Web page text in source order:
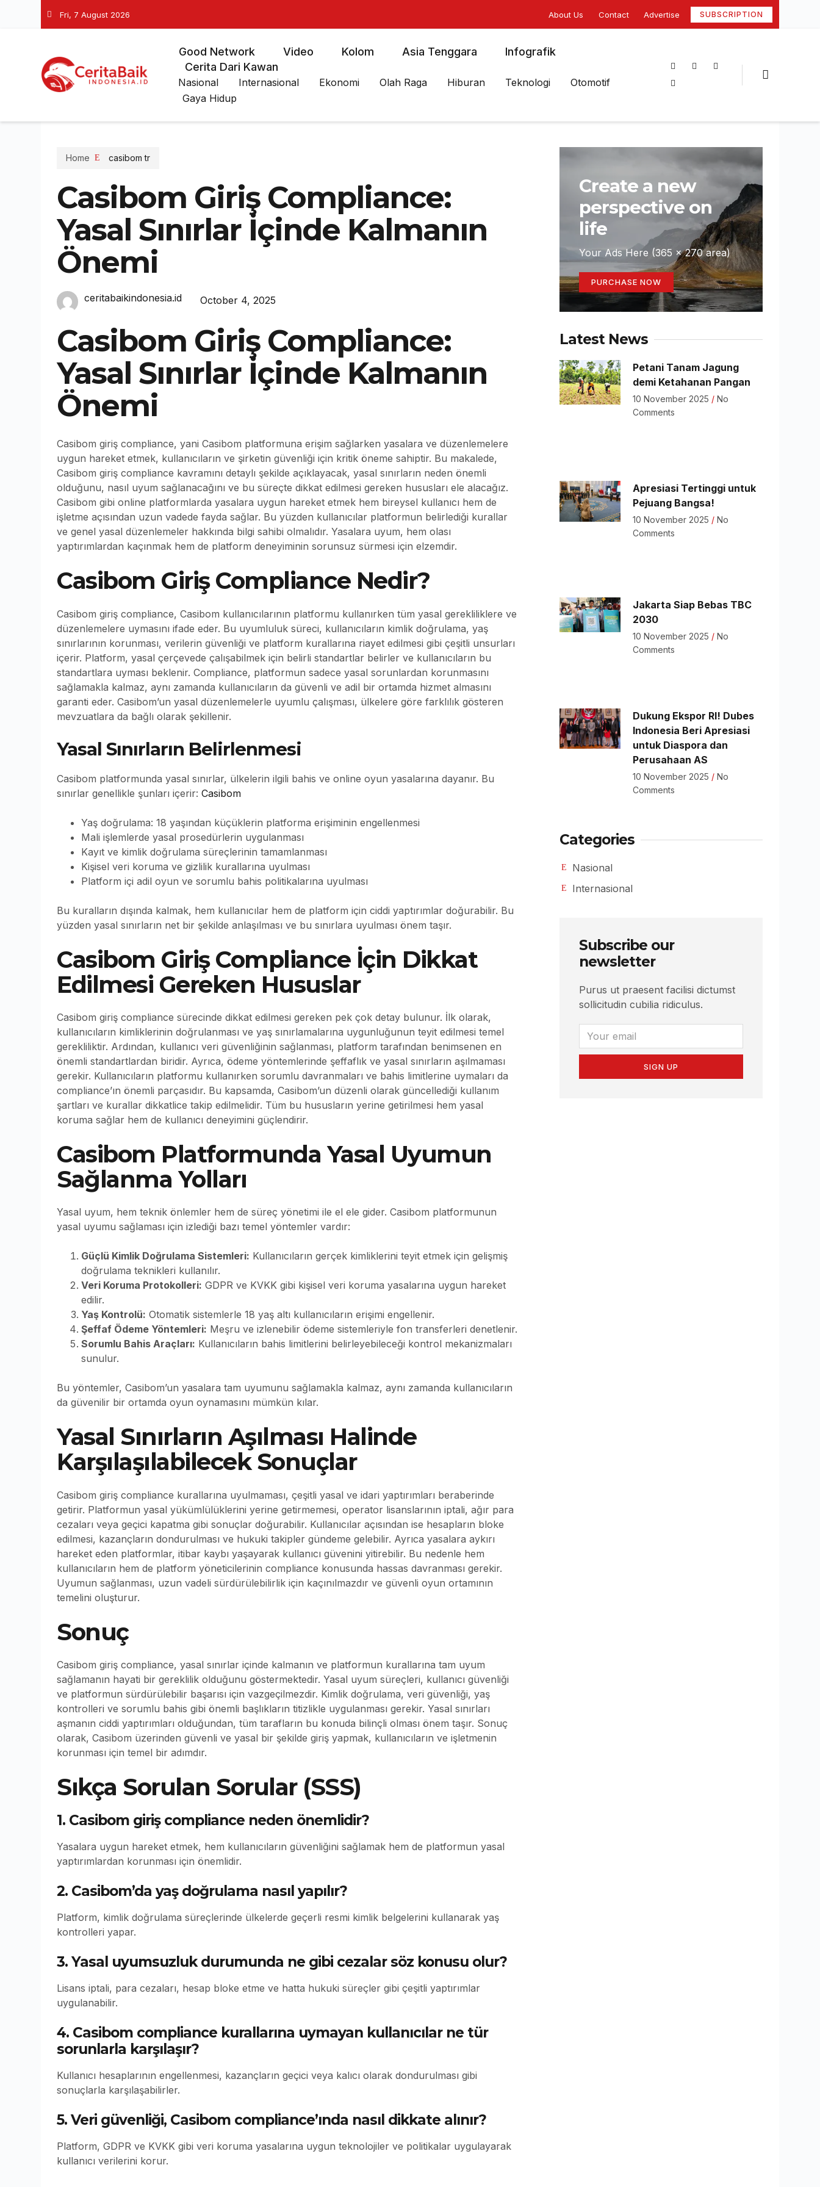
Fri, 7 August 2026 About Us Contact Advertise SUBSCRIPTION
Good Network Video Kolom Asia Tenggara
Infografik
Cerita Dari Kawan
Nasional Internasional Ekonomi Olah Raga Hiburan Teknologi
Otomotif
Gaya Hidup
Home casibom tr
Casibom Giriş Compliance:
Yasal Sınırlar İçinde Kalmanın
Önemi
ceritabaikindonesia.id October 4, 2025
Casibom Giriş Compliance:
Yasal Sınırlar İçinde Kalmanın
Önemi
Casibom giriş compliance, yani Casibom platformuna erişim sağlarken yasalara ve düzenlemelere
uygun hareket etmek, kullanıcıların ve şirketin güvenliği için kritik öneme sahiptir. Bu makalede,
Casibom giriş compliance kavramını detaylı şekilde açıklayacak, yasal sınırların neden önemli
olduğunu, nasıl uyum sağlanacağını ve bu süreçte dikkat edilmesi gereken hususları ele alacağız.
Casibom gibi online platformlarda yasalara uygun hareket etmek hem bireysel kullanıcı hem de
işletme açısından uzun vadede fayda sağlar. Bu yüzden kullanıcılar platformun belirlediği kurallar
ve genel yasal düzenlemeler hakkında bilgi sahibi olmalıdır. Yasalara uyum, hem olası
yaptırımlardan kaçınmak hem de platform deneyiminin sorunsuz sürmesi için elzemdir.
Casibom Giriş Compliance Nedir?
Casibom giriş compliance, Casibom kullanıcılarının platformu kullanırken tüm yasal gerekliliklere ve
düzenlemelere uymasını ifade eder. Bu uyumluluk süreci, kullanıcıların kimlik doğrulama, yaş
sınırlarının korunması, verilerin güvenliği ve platform kurallarına riayet edilmesi gibi çeşitli unsurları
içerir. Platform, yasal çerçevede çalışabilmek için belirli standartlar belirler ve kullanıcıların bu
standartlara uyması beklenir. Compliance, platformun sadece yasal sorunlardan korunmasını
sağlamakla kalmaz, aynı zamanda kullanıcıların da güvenli ve adil bir ortamda hizmet almasını
garanti eder. Casibom’un yasal düzenlemelerle uyumlu çalışması, ülkelere göre farklılık gösteren
mevzuatlara da bağlı olarak şekillenir.
Yasal Sınırların Belirlenmesi
Casibom platformunda yasal sınırlar, ülkelerin ilgili bahis ve online oyun yasalarına dayanır. Bu
sınırlar genellikle şunları içerir:Casibom
Yaş doğrulama: 18 yaşından küçüklerin platforma erişiminin engellenmesi
Mali işlemlerde yasal prosedürlerin uygulanması
Kayıt ve kimlik doğrulama süreçlerinin tamamlanması
Kişisel veri koruma ve gizlilik kurallarına uyulması
Platform içi adil oyun ve sorumlu bahis politikalarına uyulması
Bu kuralların dışında kalmak, hem kullanıcılar hem de platform için ciddi yaptırımlar doğurabilir. Bu
yüzden yasal sınırların net bir şekilde anlaşılması ve bu sınırlara uyulması önem taşır.
Casibom Giriş Compliance İçin Dikkat
Edilmesi Gereken Hususlar
Casibom giriş compliance sürecinde dikkat edilmesi gereken pek çok detay bulunur. İlk olarak,
kullanıcıların kimliklerinin doğrulanması ve yaş sınırlamalarına uygunluğunun teyit edilmesi temel
gerekliliktir. Ardından, kullanıcı veri güvenliğinin sağlanması, platform tarafından benimsenen en
önemli standartlardan biridir. Ayrıca, ödeme yöntemlerinde şeffaflık ve yasal sınırların aşılmaması
gerekir. Kullanıcıların platformu kullanırken sorumlu davranmaları ve bahis limitlerine uymaları da
compliance’ın önemli parçasıdır. Bu kapsamda, Casibom’un düzenli olarak güncellediği kullanım
şartları ve kurallar dikkatlice takip edilmelidir. Tüm bu hususların yerine getirilmesi hem yasal
koruma sağlar hem de kullanıcı deneyimini güçlendirir.
Casibom Platformunda Yasal Uyumun
Sağlanma Yolları
Yasal uyum, hem teknik önlemler hem de süreç yönetimi ile el ele gider. Casibom platformunun
yasal uyumu sağlaması için izlediği bazı temel yöntemler vardır:
Güçlü Kimlik Doğrulama Sistemleri: Kullanıcıların gerçek kimliklerini teyit etmek için gelişmiş
doğrulama teknikleri kullanılır.
Veri Koruma Protokolleri: GDPR ve KVKK gibi kişisel veri koruma yasalarına uygun hareket
edilir.
Yaş Kontrolü: Otomatik sistemlerle 18 yaş altı kullanıcıların erişimi engellenir.
Şeffaf Ödeme Yöntemleri: Meşru ve izlenebilir ödeme sistemleriyle fon transferleri denetlenir.
Sorumlu Bahis Araçları: Kullanıcıların bahis limitlerini belirleyebileceği kontrol mekanizmaları
sunulur.
Bu yöntemler, Casibom’un yasalara tam uyumunu sağlamakla kalmaz, aynı zamanda kullanıcıların
da güvenilir bir ortamda oyun oynamasını mümkün kılar.
Yasal Sınırların Aşılması Halinde
Karşılaşılabilecek Sonuçlar
Casibom giriş compliance kurallarına uyulmaması, çeşitli yasal ve idari yaptırımları beraberinde
getirir. Platformun yasal yükümlülüklerini yerine getirmemesi, operator lisanslarının iptali, ağır para
cezaları veya geçici kapatma gibi sonuçlar doğurabilir. Kullanıcılar açısından ise hesapların bloke
edilmesi, kazançların dondurulması ve hukuki takipler gündeme gelebilir. Ayrıca yasalara aykırı
hareket eden platformlar, itibar kaybı yaşayarak kullanıcı güvenini yitirebilir. Bu nedenle hem
kullanıcıların hem de platform yöneticilerinin compliance konusunda hassas davranması gerekir.
Uyumun sağlanması, uzun vadeli sürdürülebilirlik için kaçınılmazdır ve güvenli oyun ortamının
temelini oluşturur.
Sonuç
Casibom giriş compliance, yasal sınırlar içinde kalmanın ve platformun kurallarına tam uyum
sağlamanın hayati bir gereklilik olduğunu göstermektedir. Yasal uyum süreçleri, kullanıcı güvenliği
ve platformun sürdürülebilir başarısı için vazgeçilmezdir. Kimlik doğrulama, veri güvenliği, yaş
kontrolleri ve sorumlu bahis gibi önemli başlıkların titizlikle uygulanması gerekir. Yasal sınırları
aşmanın ciddi yaptırımları olduğundan, tüm tarafların bu konuda bilinçli olması önem taşır. Sonuç
olarak, Casibom üzerinden güvenli ve yasal bir şekilde giriş yapmak, kullanıcıların ve işletmenin
korunması için temel bir adımdır.
Sıkça Sorulan Sorular (SSS)
1. Casibom giriş compliance neden önemlidir?
Yasalara uygun hareket etmek, hem kullanıcıların güvenliğini sağlamak hem de platformun yasal
yaptırımlardan korunması için önemlidir.
2. Casibom’da yaş doğrulama nasıl yapılır?
Platform, kimlik doğrulama süreçlerinde ülkelerde geçerli resmi kimlik belgelerini kullanarak yaş
kontrolleri yapar.
3. Yasal uyumsuzluk durumunda ne gibi cezalar söz konusu olur?
Lisans iptali, para cezaları, hesap bloke etme ve hatta hukuki süreçler gibi çeşitli yaptırımlar
uygulanabilir.
4. Casibom compliance kurallarına uymayan kullanıcılar ne tür
sorunlarla karşılaşır?
Kullanıcı hesaplarının engellenmesi, kazançların geçici veya kalıcı olarak dondurulması gibi
sonuçlarla karşılaşabilirler.
5. Veri güvenliği, Casibom compliance’ında nasıl dikkate alınır?
Platform, GDPR ve KVKK gibi veri koruma yasalarına uygun teknolojiler ve politikalar uygulayarak
kullanıcı verilerini korur.
Create a new
perspective on
life
Your Ads Here (365 x 270 area)
PURCHASE NOW
Latest News
Petani Tanam Jagung
demi Ketahanan Pangan
10 November 2025
No
Comments
Apresiasi Tertinggi untuk
Pejuang Bangsa!
10 November 2025
No
Comments
Jakarta Siap Bebas TBC
2030
10 November 2025
No
Comments
Dukung Ekspor RI! Dubes
Indonesia Beri Apresiasi
untuk Diaspora dan
Perusahaan AS
10 November 2025
No
Comments
Categories
Nasional
Internasional
Subscribe our
newsletter
Purus ut praesent facilisi dictumst
sollicitudin cubilia ridiculus.
SIGN UP